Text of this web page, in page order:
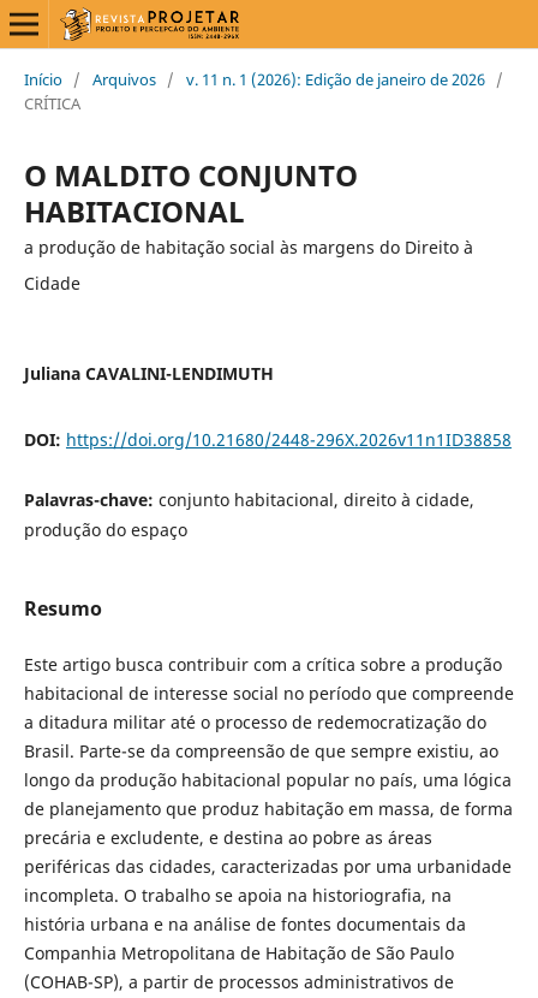
Início / Arquivos / v. 11 n. 1 (2026): Edição de janeiro de 2026 /
CRÍTICA
O MALDITO CONJUNTO
HABITACIONAL
a produção de habitação social às margens do Direito à
Cidade
Juliana CAVALINI-LENDIMUTH
DOI: https://doi.org/10.21680/2448-296X.2026v11n1ID38858
Palavras-chave: conjunto habitacional, direito à cidade,
produção do espaço
Resumo
Este artigo busca contribuir com a crítica sobre a produção
habitacional de interesse social no período que compreende
a ditadura militar até o processo de redemocratização do
Brasil. Parte-se da compreensão de que sempre existiu, ao
longo da produção habitacional popular no país, uma lógica
de planejamento que produz habitação em massa, de forma
precária e excludente, e destina ao pobre as áreas
periféricas das cidades, caracterizadas por uma urbanidade
incompleta. O trabalho se apoia na historiografia, na
história urbana e na análise de fontes documentais da
Companhia Metropolitana de Habitação de São Paulo
(COHAB-SP), a partir de processos administrativos de